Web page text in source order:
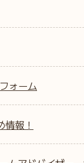
ォーム
情報！